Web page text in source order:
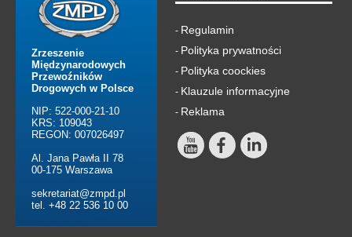
Zrzeszenie
Międzynarodowych
Przewoźników
Drogowych w Polsce
NIP: 522-000-21-10
KRS: 109043
REGON: 007026497
Al. Jana Pawła II 78
00-175 Warszawa
sekretariat@zmpd.pl
tel. +48 22 536 10 00
- Regulamin
- Polityka prywatności
- Polityka coockies
- Klauzule informacyjne
- Reklama